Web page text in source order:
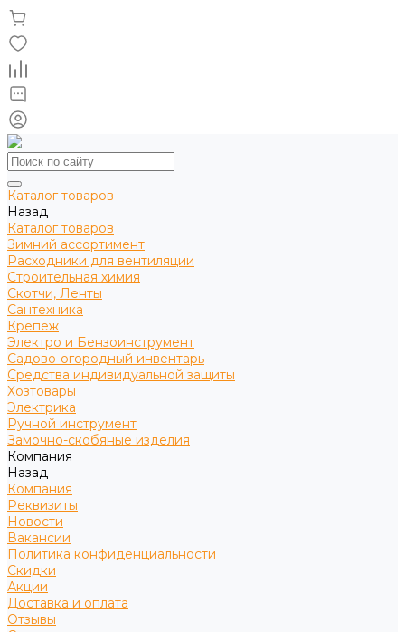
Каталог товаров
Назад
Каталог товаров
Зимний ассортимент
Расходники для вентиляции
Строительная химия
Скотчи, Ленты
Сантехника
Крепеж
Электро и Бензоинструмент
Садово-огородный инвентарь
Средства индивидуальной защиты
Хозтовары
Электрика
Ручной инструмент
Замочно-скобяные изделия
Компания
Назад
Компания
Реквизиты
Новости
Вакансии
Политика конфиденциальности
Скидки
Акции
Доставка и оплата
Отзывы